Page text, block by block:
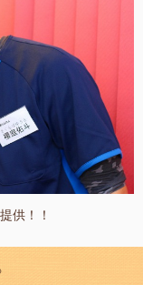
供！！